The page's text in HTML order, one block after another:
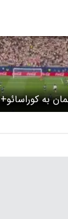
به کوراسائو+